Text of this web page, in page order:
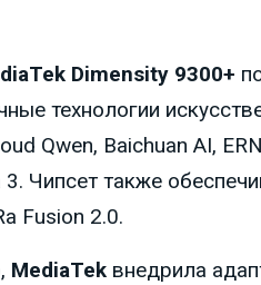
Dimensity 9300+
технологии
Qwen, Baichuan AI,
Чипсет также
Fusion 2.0.
MediaTek внедрила